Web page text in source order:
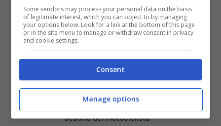
Abel Ferrara: la mia
battaglia contro la
dipendenza da crack e la
redenzione a Napoli
ristorante con MenuForma
Federico Venco: Il tragico
destino del motociclista
Some vendors may process your personal data on the basis
of legitimate interest, which you can object to by managing
your options below. Look for a link at the bottom of this page
or in the site menu to manage or withdraw consent in privacy
and cookie settings.
Consent
Manage options